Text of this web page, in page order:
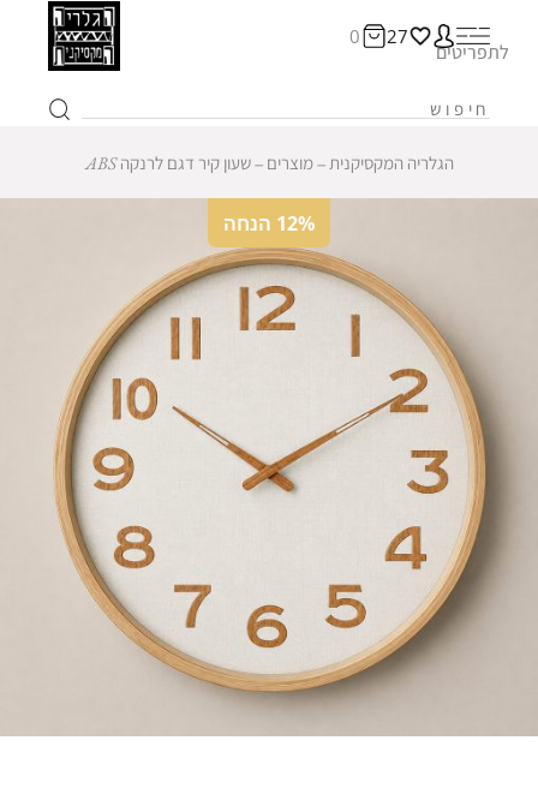
27
0
לתפריטים
הגלריה המקסיקנית ‒מוצרים ‒שעון קיר דגם לרנקה ABS
12% הנחה